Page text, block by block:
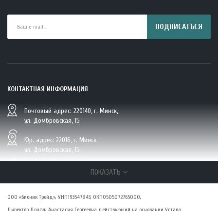
BIO Кокосовая вода тетрапак 330 мл Vietcoco 112878..
5.23 руб.
ПОДПИСАТЬСЯ
КОНТАКТНАЯ ИНФОРМАЦИЯ
Почтовый адрес: 220140, г. Минск,
ул. Домбровская, 15
Юр. адрес: 22016, г. Минск,
ул. Домбровская, 15
+375 (29/33/25) 6 270 870, г. Минск,
zakaz@vsepolezno.by
ПОКАЗАТЬ
ООО «Бионик Трейд», УНП193547843, ОКПО505072765000,
Директор Драгун Анастасия Сергеевна действующий на основании Устава